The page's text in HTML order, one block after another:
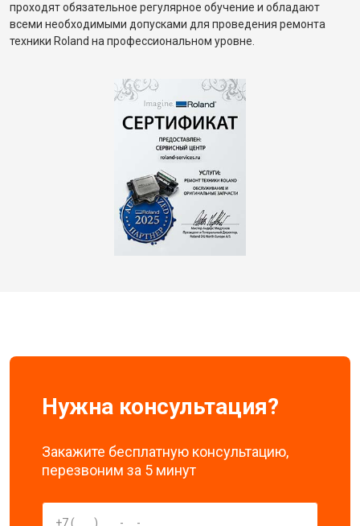
проходят обязательное регулярное обучение и обладают
всеми необходимыми допусками для проведения ремонта
техники Roland на профессиональном уровне.
Нужна консультация?
Закажите бесплатную консультацию,
перезвоним за 5 минут